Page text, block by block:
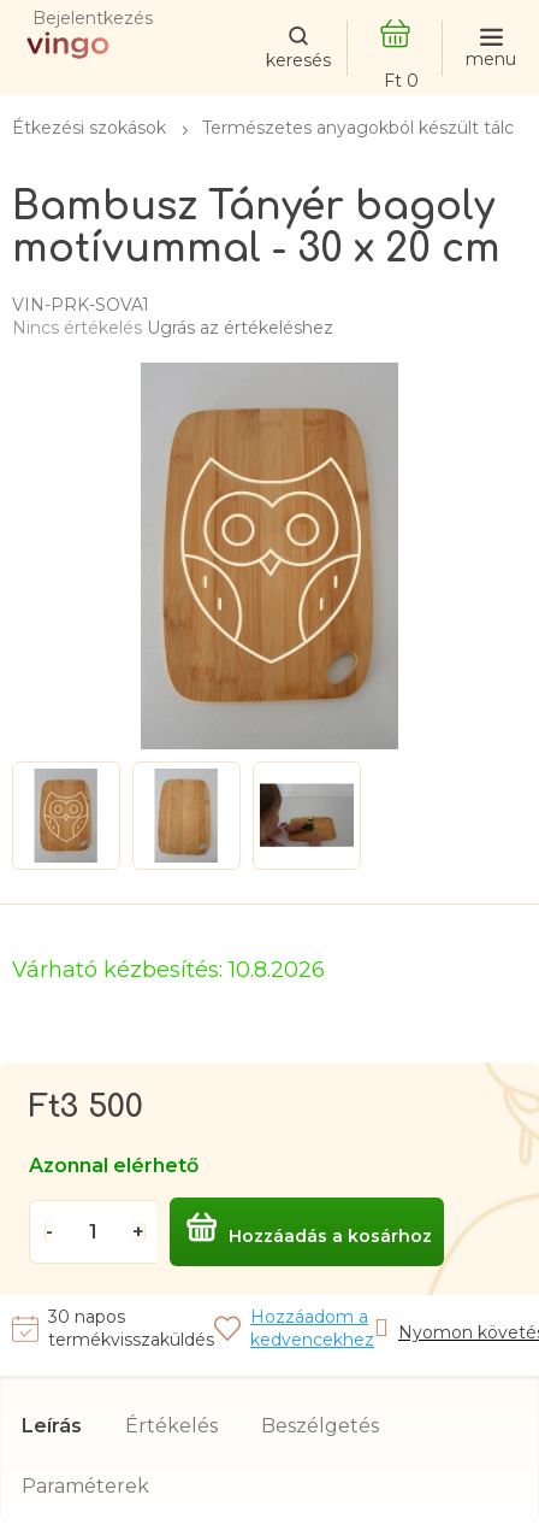
UgrásBejelentkezés
Étkezési szokások Természetes anyagokból készült
Bambusz Tányér bagoly
motívummal - 30 x 20 cm
VIN-PRK-SOVA1
A
Nincs értékelés Ugrás az értékeléshez
Várható kézbesítés: 10.8.2026
Ft3 500
Azonnal elérhető
Hozzáadás a kosárhoz
Nyomon
Leírás Értékelés Beszélgetés